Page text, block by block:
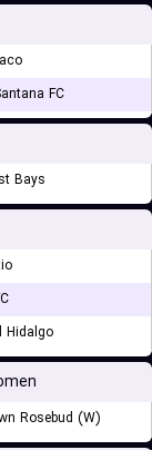
FC
Bays
Hidalgo
Rosebud (W)